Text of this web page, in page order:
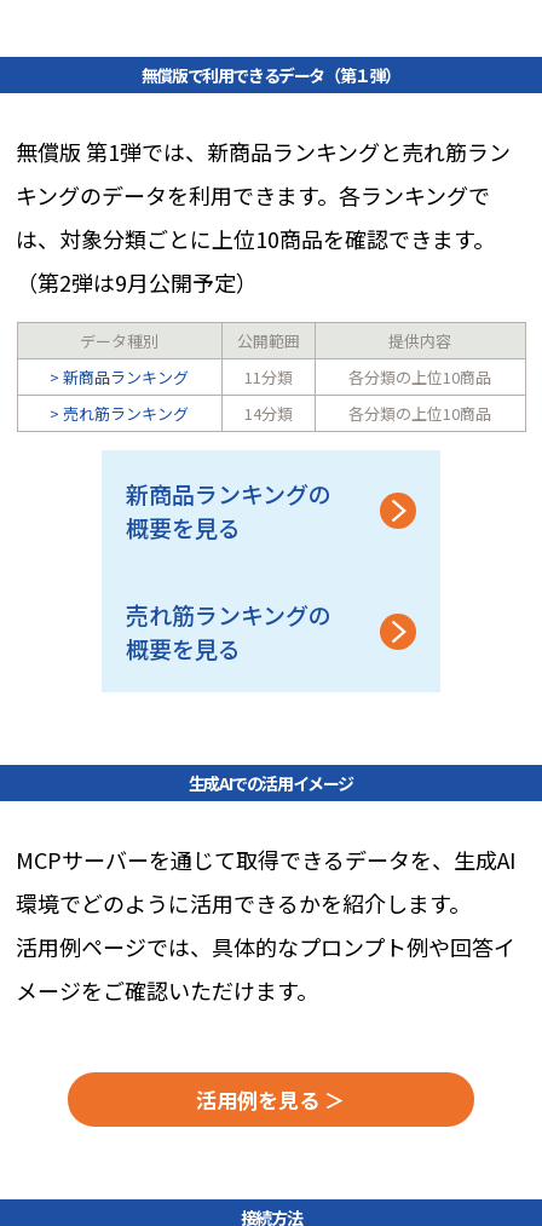
無償版で利用できるデータ（第１弾）
無償版 第1弾では、新商品ランキングと売れ筋ラン
キングのデータを利用できます。各ランキングで
は、対象分類ごとに上位10商品を確認できます。
（第2弾は9月公開予定）
データ種別 公開範囲
提供内容
新商品ランキング
11分類
各分類の上位10商品
売れ筋ランキング
14分類 各分類の上位10商品
新商品ランキングの
概要を見る
売れ筋ランキングの
概要を見る
生成AIでの活用イメージ
MCPサーバーを通じて取得できるデータを、生成AI
環境でどのように活用できるかを紹介します。
活用例ページでは、具体的なプロンプト例や回答イ
メージをご確認いただけます。
活用例を見る
接続方法